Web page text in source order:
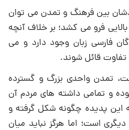
بین فرهنگ و تمدن می توان
فرو می کشد؛ بر خلاف آنچه
فارسی زبان وجود دارد و می
قائل شوند.
تمدن واحدی بزرگ و گسترده
و تمامی داشته های مردم آن
این پدیده چگونه شکل گرفته و
است؛ اما هرگز نباید میان